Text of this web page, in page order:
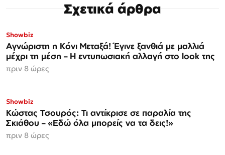
Σχετικά άρθρα
Showbiz
Αγνώριστη η Κόνι Μεταξά! Έγινε ξανθιά με μαλλιά
μέχρι τη μέση – Η εντυπωσιακή αλλαγή στο look της
πριν 8 ώρες
Showbiz
Κώστας Τσουρός: Τι αντίκρισε σε παραλία της
Σκιάθου – «Εδώ όλα μπορείς να τα δεις!»
πριν 8 ώρες